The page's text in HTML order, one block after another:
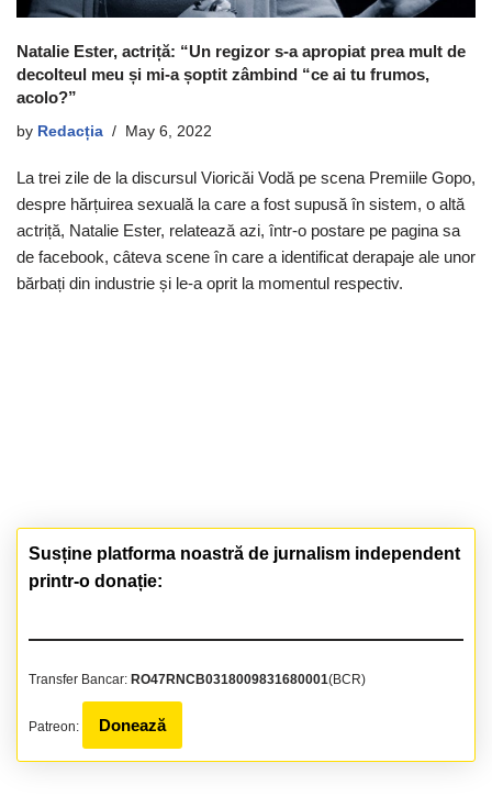
Natalie Ester, actriță: “Un regizor s-a apropiat prea mult de
decolteul meu și mi-a șoptit zâmbind “ce ai tu frumos,
acolo?”
by Redacția May 6, 2022
La trei zile de la discursul Vioricăi Vodă pe scena Premiile Gopo,
despre hărțuirea sexuală la care a fost supusă în sistem, o altă
actriță, Natalie Ester, relatează azi, într-o postare pe pagina sa
de facebook, câteva scene în care a identificat derapaje ale unor
bărbați din industrie și le-a oprit la momentul respectiv.
Susține platforma noastră de jurnalism independent
printr-o donație:
Transfer Bancar: RO47RNCB0318009831680001(BCR)
Patreon: Donează